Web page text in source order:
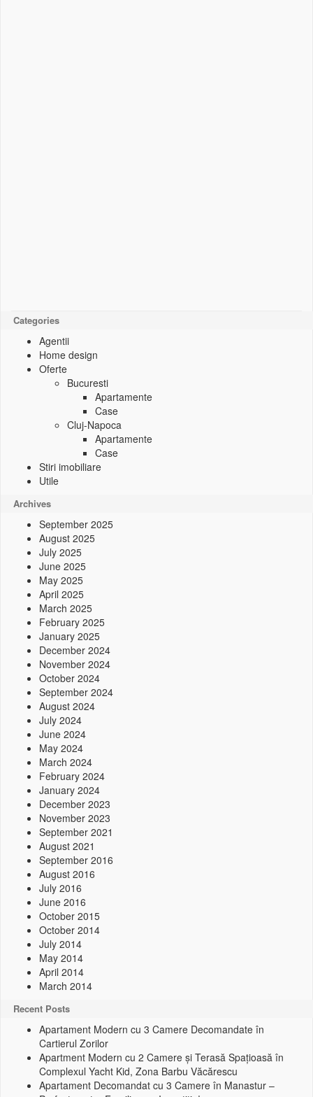
Categories
Agentii
Home design
Oferte
Bucuresti
Apartamente
Case
Cluj-Napoca
Apartamente
Case
Stiri imobiliare
Utile
Archives
September 2025
August 2025
July 2025
June 2025
May 2025
April 2025
March 2025
February 2025
January 2025
December 2024
November 2024
October 2024
September 2024
August 2024
July 2024
June 2024
May 2024
March 2024
February 2024
January 2024
December 2023
November 2023
September 2021
August 2021
September 2016
August 2016
July 2016
June 2016
October 2015
October 2014
July 2014
May 2014
April 2014
March 2014
Recent Posts
Apartament Modern cu 3 Camere Decomandate în
Cartierul Zorilor
Apartment Modern cu 2 Camere și Terasă Spațioasă în
Complexul Yacht Kid, Zona Barbu Văcărescu
Apartament Decomandat cu 3 Camere în Manastur –